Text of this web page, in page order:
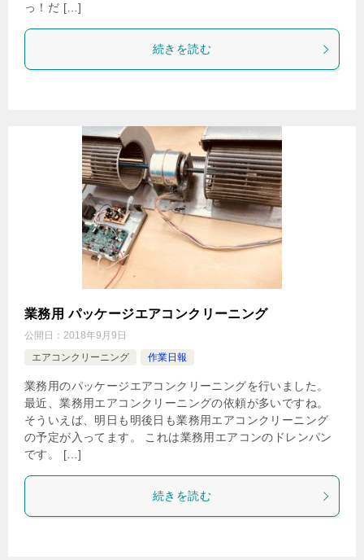
っ！だ […]
続きを読む
業務用 パッケージエアコンクリーニング
公開日： 2018年9月9日
エアコンクリーニング
作業日報
業務用のパッケージエアコンクリーニングを行いました。
最近、業務用エアコンクリーニングの依頼が多いですね。
そういえば、明日も明後日も業務用エアコンクリーニング
の予定が入ってます。 これは業務用エアコンのドレンパン
です。 […]
続きを読む